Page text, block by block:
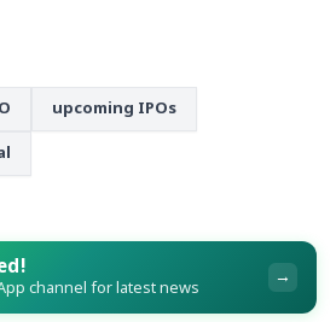
upcoming IPOs
channel for latest news →